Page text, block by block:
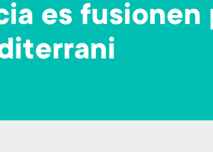
es fusionen